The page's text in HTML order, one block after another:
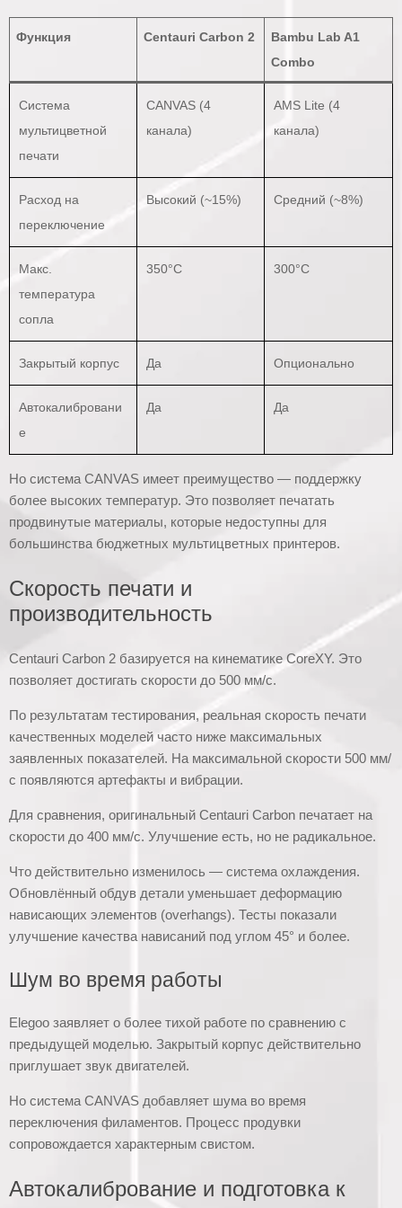
Функция Centauri Carbon 2
Bambu Lab A1
Combo
Система
мультицветной
печати
CANVAS (4
канала)
AMS Lite (4
канала)
Расход на
переключение
Высокий (~15%) Средний (~8%)
Макс.
температура
сопла
350°C 300°C
Закрытый корпус Да Опционально
Автокалибровани
е
Да Да
Но система CANVAS имеет преимущество — поддержку
более высоких температур. Это позволяет печатать
продвинутые материалы, которые недоступны для
большинства бюджетных мультицветных принтеров.
Скорость печати и
производительность
Centauri Carbon 2 базируется на кинематике CoreXY. Это
позволяет достигать скорости до 500 мм/с.
По результатам тестирования, реальная скорость печати
качественных моделей часто ниже максимальных
заявленных показателей. На максимальной скорости 500 мм/
с появляются артефакты и вибрации.
Для сравнения, оригинальный Centauri Carbon печатает на
скорости до 400 мм/с. Улучшение есть, но не радикальное.
Что действительно изменилось — система охлаждения.
Обновлённый обдув детали уменьшает деформацию
нависающих элементов (overhangs). Тесты показали
улучшение качества нависаний под углом 45° и более.
Шум во время работы
Elegoo заявляет о более тихой работе по сравнению с
предыдущей моделью. Закрытый корпус действительно
приглушает звук двигателей.
Но система CANVAS добавляет шума во время
переключения филаментов. Процесс продувки
сопровождается характерным свистом.
Автокалибрование и подготовка к